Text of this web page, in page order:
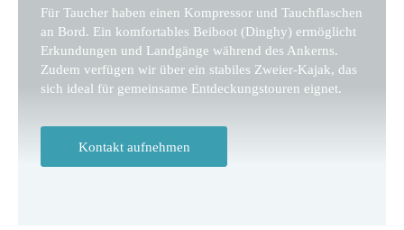
Für Taucher haben einen Kompressor und Tauchflaschen
an Bord. Ein komfortables Beiboot (Dinghy) ermöglicht
Erkundungen und Landgänge während des Ankerns.
Zudem verfügen wir über ein stabiles Zweier-Kajak, das
sich ideal für gemeinsame Entdeckungstouren eignet.
Kontakt aufnehmen